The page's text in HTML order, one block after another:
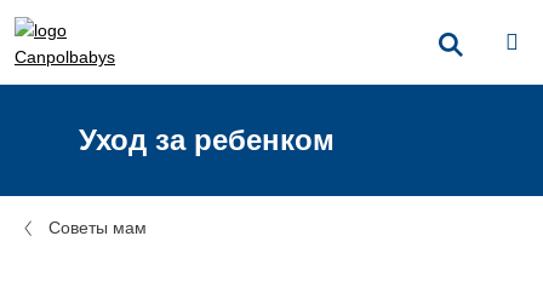
Уход за ребенком
Советы мам